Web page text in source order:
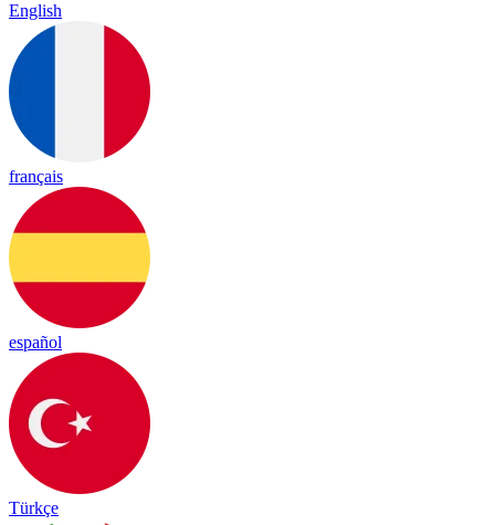
English
français
español
Türkçe